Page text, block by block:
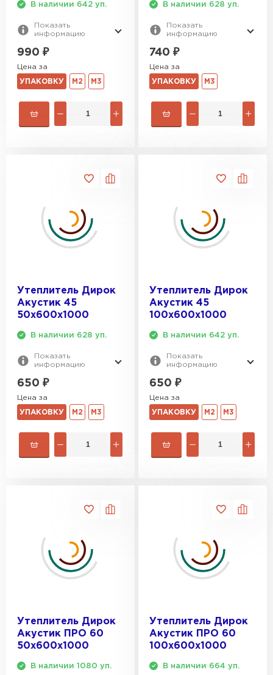
В наличии 642 уп.
Показать
информацию
990 ₽
Цена за
УПАКОВКУ М2 М3
В наличии 628 уп.
Показать
информацию
740 ₽
Цена за
УПАКОВКУ М3
Утеплитель Дирок
Акустик 45
50х600х1000
В наличии 628 уп.
Показать
информацию
650 ₽
Цена за
УПАКОВКУ М2 М3
Утеплитель Дирок
Акустик 45
100х600х1000
В наличии 642 уп.
Показать
информацию
650 ₽
Цена за
УПАКОВКУ М2 М3
Утеплитель Дирок
Акустик ПРО 60
50х600х1000
В наличии 1080 уп.
Утеплитель Дирок
Акустик ПРО 60
100х600х1000
В наличии 664 уп.